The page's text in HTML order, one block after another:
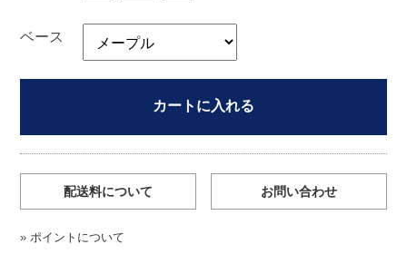
ベース
カートに入れる
配送料について お問い合わせ
» ポイントについて